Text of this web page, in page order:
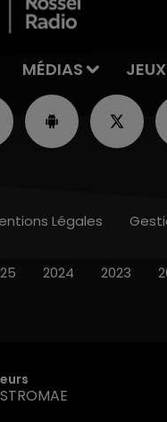
MÉDIAS JEUX
Légales
2024 2023